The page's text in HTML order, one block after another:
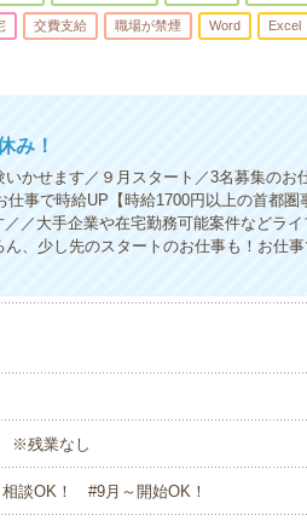
交費支給 職場が禁煙 Word Excel
み！
かせます／９月スタート／3名募集のお
事で時給UP【時給1700円以上の首都圏
／大手企業や在宅勤務可能案件などラ
、少し先のスタートのお仕事も！お仕
※残業なし
談OK！ #9月～開始OK！